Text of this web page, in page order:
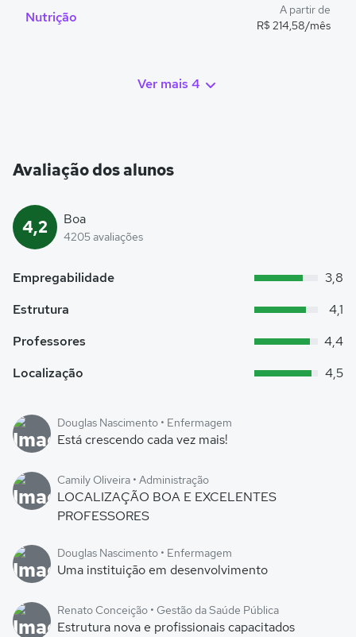
Nutrição
A partir de
R$ 214,58/mês
Ver mais 4
Avaliação dos alunos
4,2 Boa
4205 avaliações
Empregabilidade
3,8
Estrutura
4,1
Professores
4,4
Localização
4,5
Douglas Nascimento • Enfermagem
Está crescendo cada vez mais!
Camily Oliveira • Administração
LOCALIZAÇÃO BOA E EXCELENTES
PROFESSORES
Douglas Nascimento • Enfermagem
Uma instituição em desenvolvimento
Renato Conceição • Gestão da Saúde Pública
Estrutura nova e profissionais capacitados